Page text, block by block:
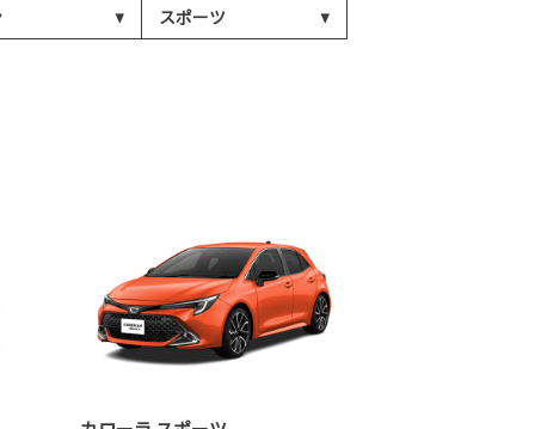
スポーツ